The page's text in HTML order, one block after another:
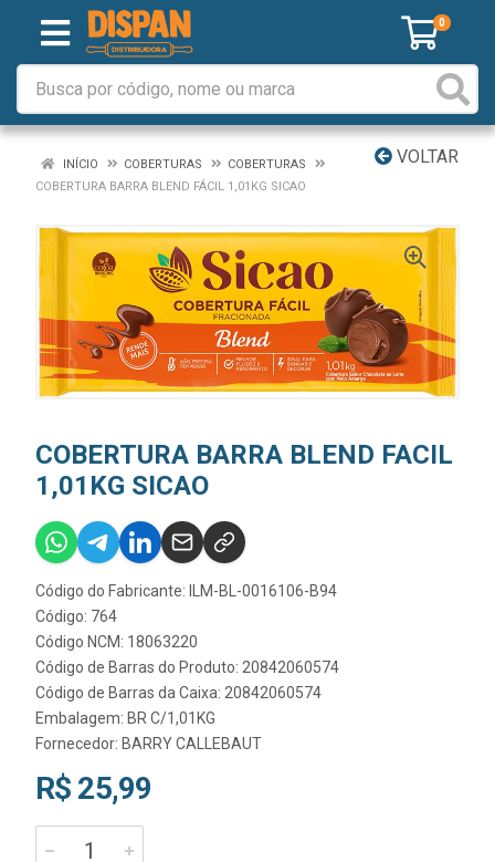
0
VOLTAR
INÍCIO COBERTURAS
COBERTURAS
COBERTURA BARRA BLEND FÁCIL 1,01KG SICAO
COBERTURA BARRA BLEND FACIL
1,01KG SICAO
Código do Fabricante: ILM-BL-0016106-B94
Código: 764
Código NCM: 18063220
Código de Barras do Produto: 20842060574
Código de Barras da Caixa: 20842060574
Embalagem: BR C/1,01KG
Fornecedor: BARRY CALLEBAUT
R$ 25,99